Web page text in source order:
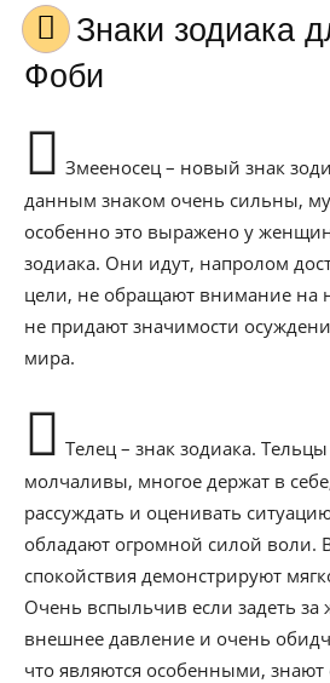
Знаки зодиака для имени
Фоби
Змееносец – новый знак
данным знаком очень сильны,
особенно это выражено у женщин
зодиака. Они идут, напролом
цели, не обращают внимание на
не придают значимости
мира.
Телец – знак зодиака.
молчаливы, многое держат в
рассуждать и оценивать
обладают огромной силой воли.
спокойствия демонстрируют
Очень вспыльчив если задеть
внешнее давление и очень
что являются особенными,